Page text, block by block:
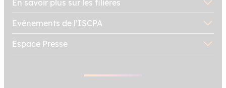
En savoir plus sur les filières
Evénements de l’ISCPA
Espace Presse